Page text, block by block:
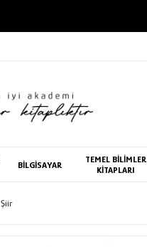
BİLGİSAYAR
TEMEL BİLİMLER
KİTAPLARI
Şiir